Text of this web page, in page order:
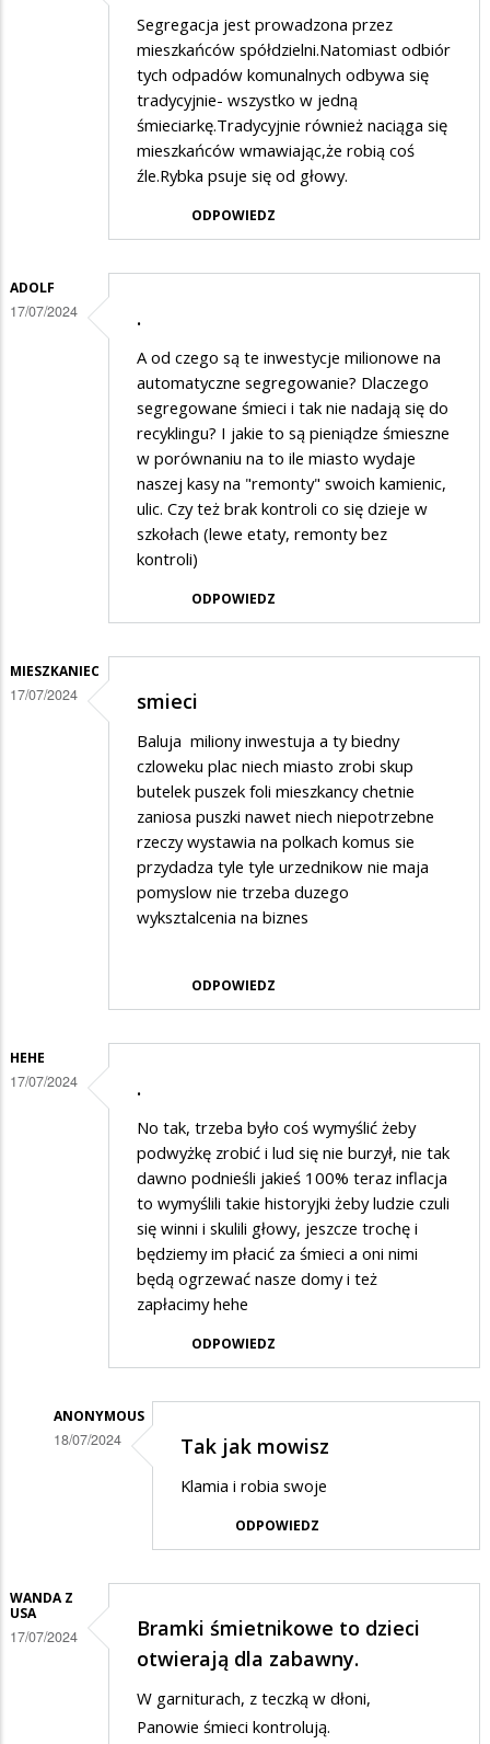
Segregacja jest prowadzona przez
mieszkańców spółdzielni.Natomiast odbiór
tych odpadów komunalnych odbywa się
tradycyjnie- wszystko w jedną
śmieciarkę.Tradycyjnie również naciąga się
mieszkańców wmawiając,że robią coś
źle.Rybka psuje się od głowy.
ODPOWIEDZ
ADOLF
17/07/2024 .
A od czego są te inwestycje milionowe na
automatyczne segregowanie? Dlaczego
segregowane śmieci i tak nie nadają się do
recyklingu? I jakie to są pieniądze śmieszne
w porównaniu na to ile miasto wydaje
naszej kasy na "remonty" swoich kamienic,
ulic. Czy też brak kontroli co się dzieje w
szkołach (lewe etaty, remonty bez
kontroli)
ODPOWIEDZ
MIESZKANIEC
17/07/2024 smieci
Baluja miliony inwestuja a ty biedny
czloweku plac niech miasto zrobi skup
butelek puszek foli mieszkancy chetnie
zaniosa puszki nawet niech niepotrzebne
rzeczy wystawia na polkach komus sie
przydadza tyle tyle urzednikow nie maja
pomyslow nie trzeba duzego
wyksztalcenia na biznes
ODPOWIEDZ
HEHE
17/07/2024 .
No tak, trzeba było coś wymyślić żeby
podwyżkę zrobić i lud się nie burzył, nie tak
dawno podnieśli jakieś 100% teraz inflacja
to wymyślili takie historyjki żeby ludzie czuli
się winni i skulili głowy, jeszcze trochę i
będziemy im płacić za śmieci a oni nimi
będą ogrzewać nasze domy i też
zapłacimy hehe
ODPOWIEDZ
ANONYMOUS
18/07/2024
odpowiedzi
na
Tak jak mowisz
Klamia i robia swoje
ODPOWIEDZ
WANDA Z
USA
17/07/2024
Bramki śmietnikowe to dzieci
otwierają dla zabawny.
W garniturach, z teczką w dłoni,
Panowie śmieci kontrolują.